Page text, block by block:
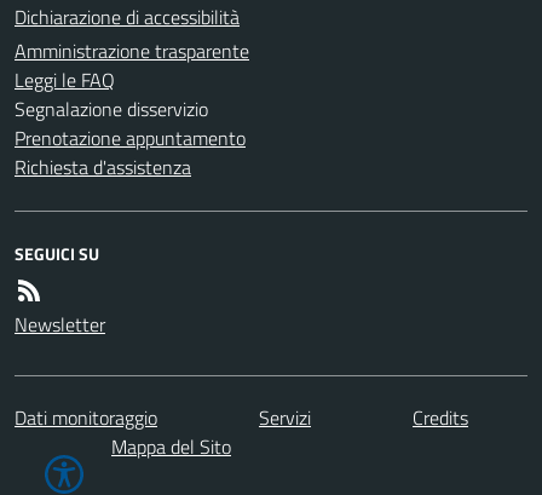
Dichiarazione di accessibilità
Amministrazione trasparente
Leggi le FAQ
Segnalazione disservizio
Prenotazione appuntamento
Richiesta d'assistenza
SEGUICI SU
Newsletter
Dati monitoraggio Servizi
Credits
Mappa del Sito